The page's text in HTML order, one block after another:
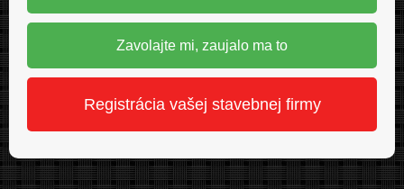
Zavolajte mi, zaujalo ma to
Registrácia vašej stavebnej firmy